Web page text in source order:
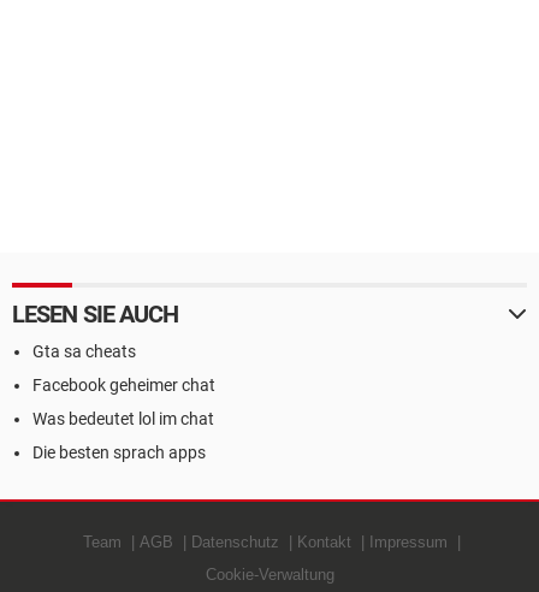
LESEN SIE AUCH
Gta sa cheats
Facebook geheimer chat
Was bedeutet lol im chat
Die besten sprach apps
Team AGB Datenschutz Kontakt
Impressum
Cookie-Verwaltung